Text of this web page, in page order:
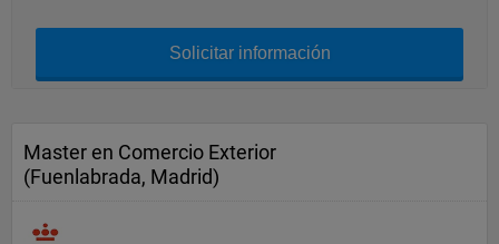
Solicitar información
Master en Comercio Exterior
(Fuenlabrada, Madrid)